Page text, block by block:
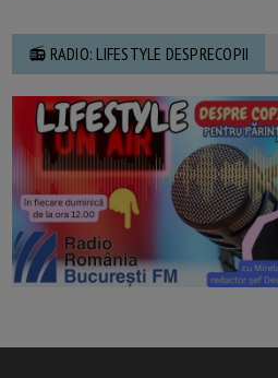
📻 RADIO: LIFESTYLE DESPRECOPII